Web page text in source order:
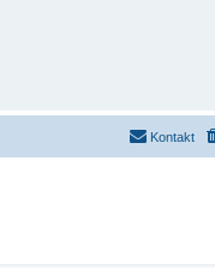
Kontakt